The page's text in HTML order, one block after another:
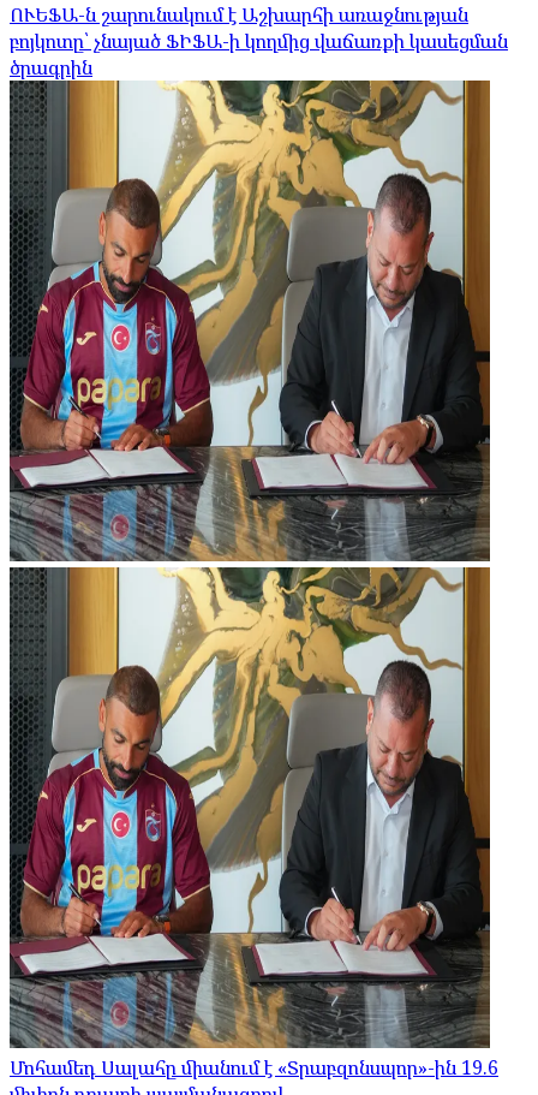
ՈՒԵՖԱ-ն շարունակում է Աշխարհի առաջնության
բոյկոտը՝ չնայած ՖԻՖԱ-ի կողմից վաճառքի կասեցման
ծրագրին
Մոհամեդ Սալահը միանում է «Տրաբզոնսպոր»-ին 19.6